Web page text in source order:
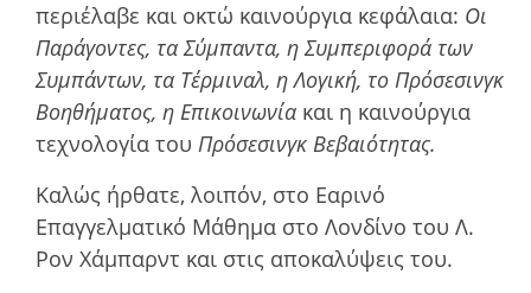
περιέλαβε και οκτώ καινούργια κεφάλαια: Οι
Παράγοντες, τα Σύµπαντα, η Συµπεριφορά των
Συµπάντων, τα Τέρµιναλ, η Λογική, το Πρόσεσινγκ
Βοηθήµατος, η Επικοινωνία και η καινούργια
τεχνολογία του Πρόσεσινγκ Βεβαιότητας.
Καλώς ήρθατε, λοιπόν, στο Εαρινό
Επαγγελµατικό Μάθηµα στο Λονδίνο του Λ.
Ρον Χάμπαρντ και στις αποκαλύψεις του.